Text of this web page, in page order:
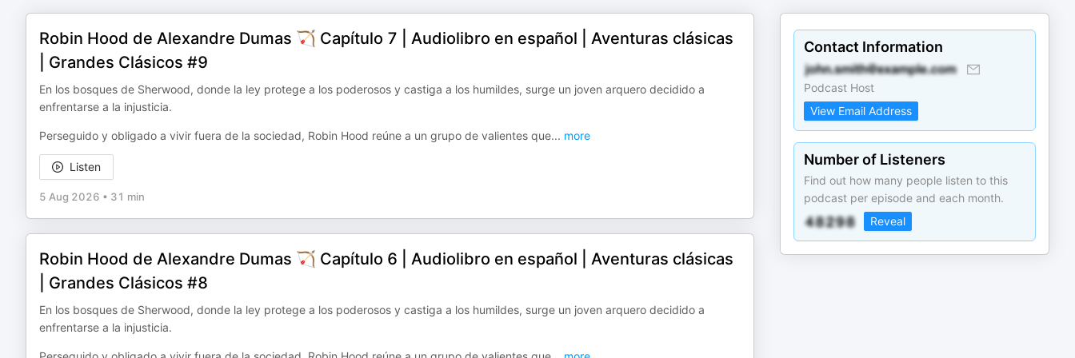
Robin Hood de Alexandre Dumas 🏹 Capítulo 7 | Audiolibro en español | Aventuras clásicas
| Grandes Clásicos #9
En los bosques de Sherwood, donde la ley protege a los poderosos y castiga a los humildes, surge un joven arquero decidido a
enfrentarse a la injusticia.
Perseguido y obligado a vivir fuera de la sociedad, Robin Hood reúne a un grupo de valientes que... more
Listen
5 Aug 2026 • 31 min
Robin Hood de Alexandre Dumas 🏹 Capítulo 6 | Audiolibro en español | Aventuras clásicas
| Grandes Clásicos #8
En los bosques de Sherwood, donde la ley protege a los poderosos y castiga a los humildes, surge un joven arquero decidido a
enfrentarse a la injusticia.
Contact Information
Podcast Host
View Email Address
Number of Listeners
Find out how many people listen to this
podcast per episode and each month.
Reveal